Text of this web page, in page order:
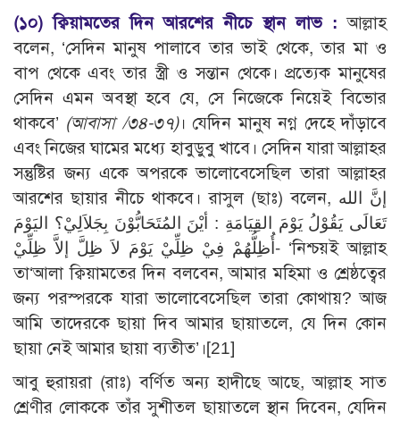
(১০) ক্বিয়ামতের দিন আরশের নীচে স্থান লাভ : আল্লাহ
বলেন, ‘সেদিন মানুষ পালাবে তার ভাই থেকে, তার মা ও
বাপ থেকে এবং তার স্ত্রী ও সন্তান থেকে। প্রত্যেক মানুষের
সেদিন এমন অবস্থা হবে যে, সে নিজেকে নিয়েই বিভোর
থাকবে’ (আবাসা /৩৪-৩৭)। যেদিন মানুষ নগ্ন দেহে দাঁড়াবে
এবং নিজের ঘামের মধ্যে হাবুডুবু খাবে। সেদিন যারা আল্লাহর
সন্তুষ্টির জন্য একে অপরকে ভালোবেসেছিল তারা আল্লাহর
আরশের ছায়ার নীচে থাকবে। রাসুল (ছাঃ) বলেন, إنَّ الله
تَعَالَى يَقُوْلُ يَوْمَ القِيَامَةِ : أيْنَ المُتَحَابُّوْنَ بِجَلاَلِيْ؟ اليَوْمَ
أُظِلُّهُمْ فِيْ ظِلِّيْ يَوْمَ لاَ ظِلَّ إلاَّ ظِلِّيْ- ‘নিশ্চয়ই আল্লাহ
তা‘আলা ক্বিয়ামতের দিন বলবেন, আমার মহিমা ও শ্রেষ্ঠত্বের
জন্য পরস্পরকে যারা ভালোবেসেছিল তারা কোথায়? আজ
আমি তাদেরকে ছায়া দিব আমার ছায়াতলে, যে দিন কোন
ছায়া নেই আমার ছায়া ব্যতীত’।[21]
আবু হুরায়রা (রাঃ) বর্ণিত অন্য হাদীছে আছে, আল্লাহ সাত
শ্রেণীর লোককে তাঁর সুশীতল ছায়াতলে স্থান দিবেন, যেদিন